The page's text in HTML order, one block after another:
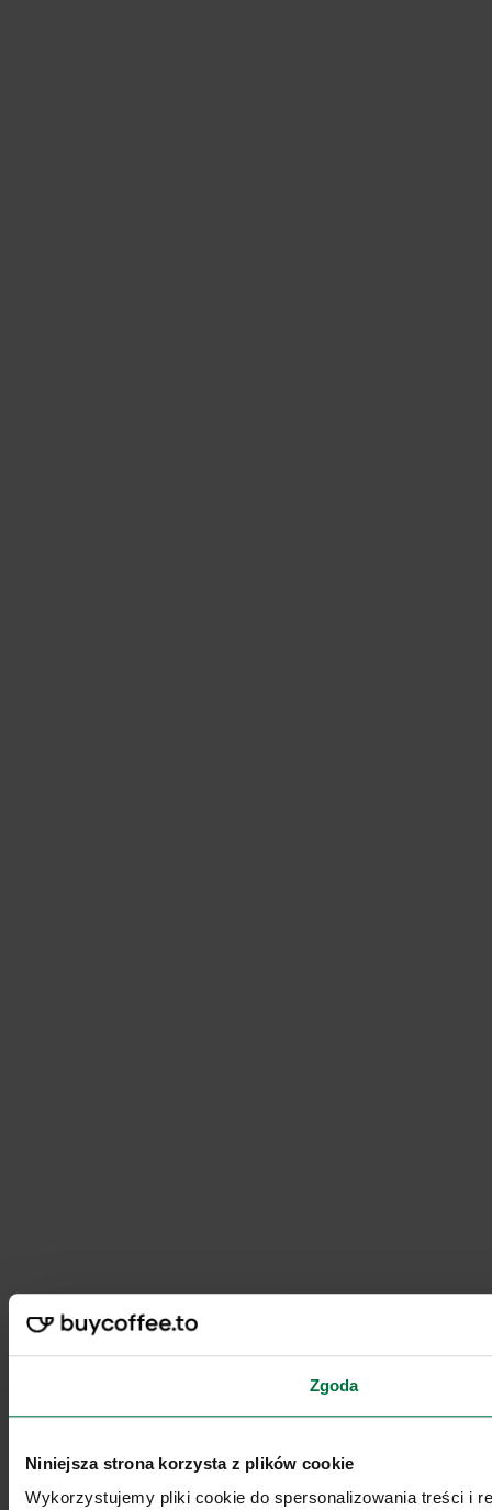
Zgoda
Niniejsza strona korzysta z plików cookie
Wykorzystujemy pliki cookie do spersonalizowania treści i